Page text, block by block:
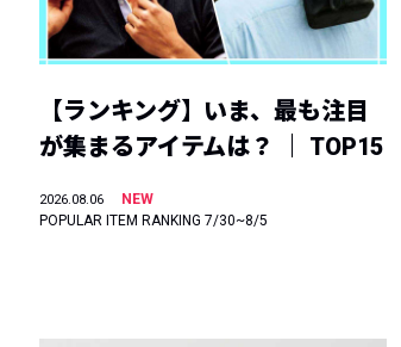
【ランキング】いま、最も注目
が集まるアイテムは？ ｜ TOP15
2026.08.06
NEW
POPULAR ITEM RANKING 7/30~8/5